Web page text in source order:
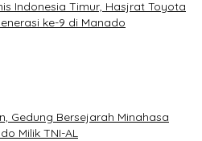
Indonesia Timur, Hasjrat Toyota
ke-9 di Manado
Gedung Bersejarah Minahasa
Milik TNI-AL